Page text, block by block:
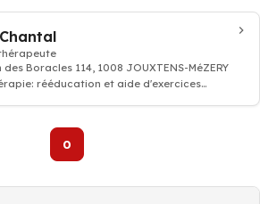
des Boracles 114, 1008 JOUXTENS-MéZERY
rééducation et aide d'exercices
0